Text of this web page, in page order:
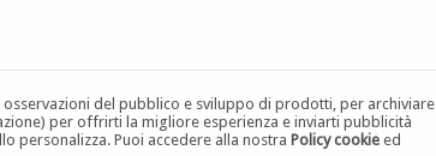
del pubblico e sviluppo di prodotti, per archiviare
per offrirti la migliore esperienza e inviarti pubblicità
personalizza. Puoi accedere alla nostraPolicy cookie ed